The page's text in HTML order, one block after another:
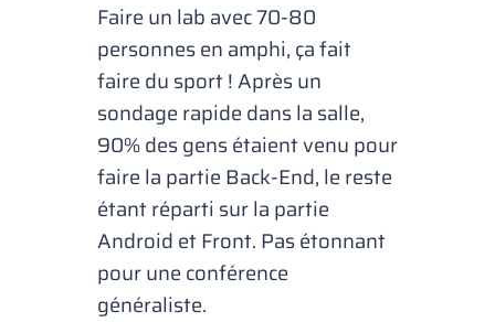
Faire un lab avec 70-80
personnes en amphi, ça fait
faire du sport ! Après un
sondage rapide dans la salle,
90% des gens étaient venu pour
faire la partie Back-End, le reste
étant réparti sur la partie
Android et Front. Pas étonnant
pour une conférence
généraliste.